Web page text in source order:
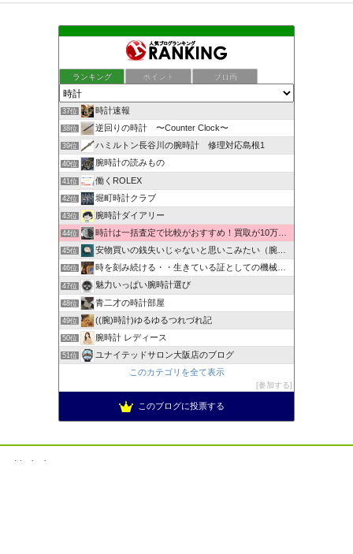
ランキング ポイント ブロ画
37位 時計速報
38位 逆回りの時計 〜Counter Clock〜
39位 ハミルトン長谷川の腕時計 修理対応島根1
40位 腕時計の読みもの
41位 働くROLEX
42位 堀町時計クラブ
43位 腕時計ダイアリー
44位 時計は一括査定で比較がおすすめ！買取が10万以上違うことも！
45位 安物買いの銭失いじゃないと思いこみたい（腕時計編）
46位 時を刻み続ける・・生きている証としての機械式時計
47位 魅力いっぱい腕時計選び
48位 青二才の時計部屋
49位 ((腕)時計)ゆるゆるつれづれ記
50位 腕時計 レディース
51位
ユナイテッドサロン大阪店のブログ
このカテゴリを全て表示
参加する
このブログに投票する